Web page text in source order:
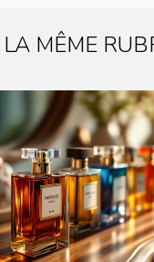
MÊME